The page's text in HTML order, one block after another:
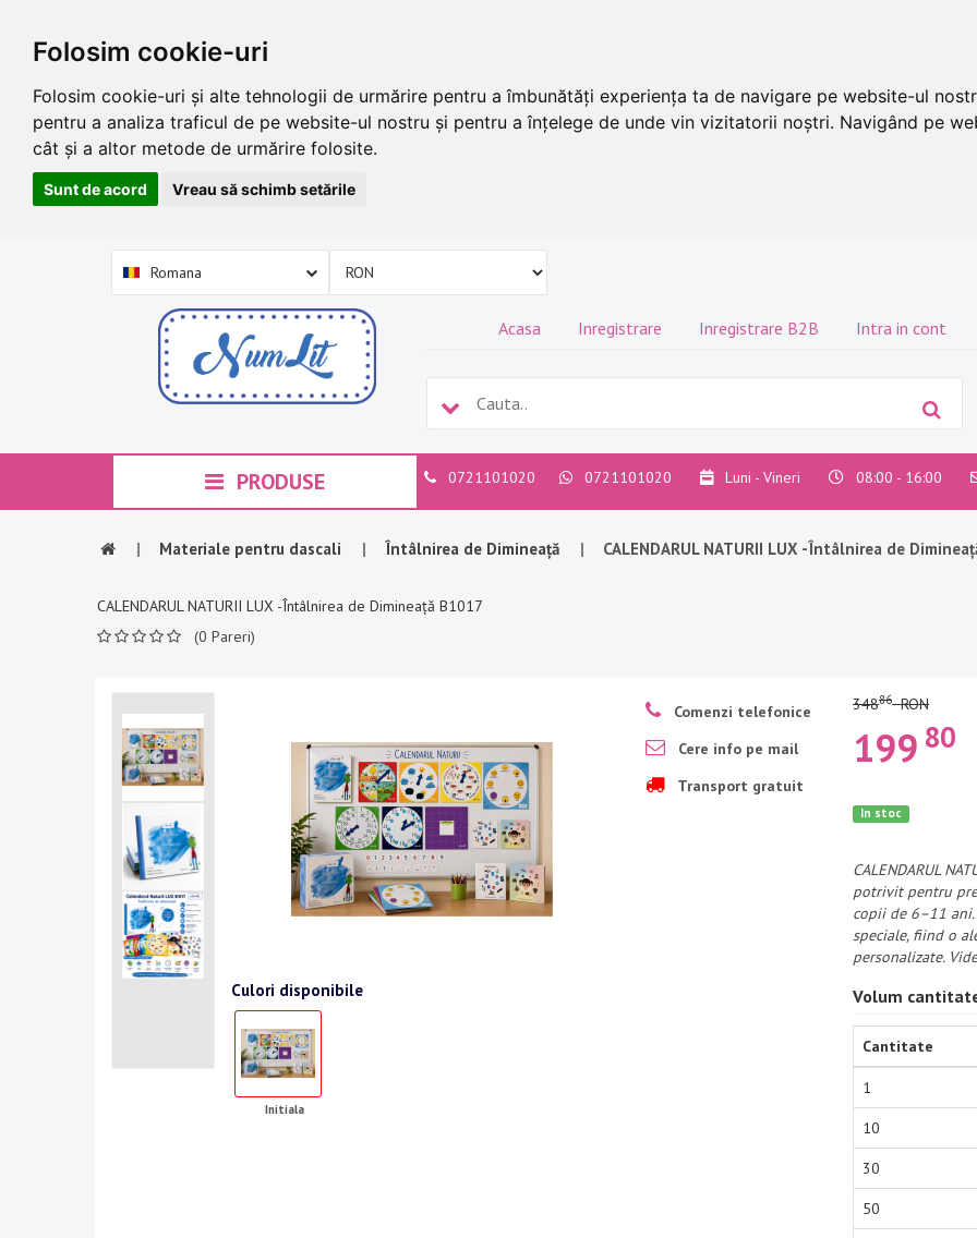
Folosim cookie-uri
Folosim cookie-uri și alte tehnologii de urmărire pentru a îmbunătăți experiența ta de navigare pe website-ul
pentru a analiza traficul de pe website-ul nostru și pentru a înțelege de unde vin vizitatorii noștri. Navigând pe
cât și a altor metode de urmărire folosite.
Sunt de acord Vreau să schimb setările
Romana
Acasa Inregistrare Inregistrare B2B Intra in cont
PRODUSE 0721101020 0721101020 Luni - Vineri 08:00 - 16:00
| Materiale pentru dascali | Întâlnirea de Dimineață | CALENDARUL NATURII LUX -Întâlnirea de
CALENDARUL NATURII LUX -Întâlnirea de Dimineață B1017
(0 Pareri)
Culori disponibile
Initiala
Comenzi telefonice
Cere info pe mail
Transport gratuit
34886RON
199 80
In stoc
CALENDARUL
potrivit pentru
copii de 6–11
speciale, fiind o
personalizate.
Volum
Cantitate
1
10
30
50